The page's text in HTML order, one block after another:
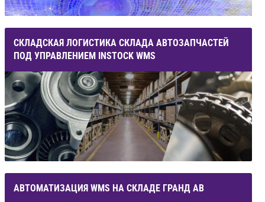
СКЛАДСКАЯ ЛОГИСТИКА СКЛАДА АВТОЗАПЧАСТЕЙ
ПОД УПРАВЛЕНИЕМ INSTOCK WMS
АВТОМАТИЗАЦИЯ WMS НА СКЛАДЕ ГРАНД АВ